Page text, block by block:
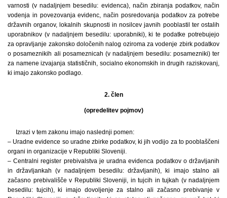
varnosti (v nadaljnjem besedilu: evidenca), način zbiranja podatkov, način
vodenja in povezovanja evidenc, način posredovanja podatkov za potrebe
državnih organov, lokalnih skupnosti in nosilcev javnih pooblastil ter ostalih
uporabnikov (v nadaljnjem besedilu: uporabniki), ki te podatke potrebujejo
za opravljanje zakonsko določenih nalog oziroma za vodenje zbirk podatkov
o posameznikih ali posameznicah (v nadaljnjem besedilu: posamezniki) ter
za namene izvajanja statističnih, socialno ekonomskih in drugih raziskovanj,
ki imajo zakonsko podlago.
2. člen
(opredelitev pojmov)
Izrazi v tem zakonu imajo naslednji pomen:
– Uradne evidence so uradne zbirke podatkov, ki jih vodijo za to pooblaščeni
organi in organizacije v Republiki Sloveniji.
– Centralni register prebivalstva je uradna evidenca podatkov o državljanih
in državljankah (v nadaljnjem besedilu: državljanih), ki imajo stalno ali
začasno prebivališče v Republiki Sloveniji, in tujcih in tujkah (v nadaljnjem
besedilu: tujcih), ki imajo dovoljenje za stalno ali začasno prebivanje v